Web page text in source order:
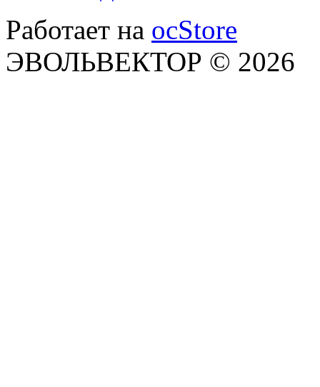
Работает на ocStore
ЭВОЛЬВЕКТОР © 2026